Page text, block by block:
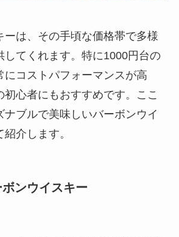
ーは、その手頃な価格帯で多様
してくれます。特に1000円台の
にコストパフォーマンスが高
初心者にもおすすめです。ここ
ナブルで美味しいバーボンウイ
介します。
ンウイスキー